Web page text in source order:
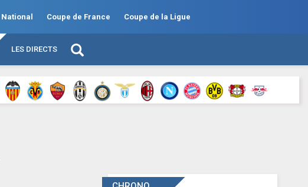
National Coupe de France Coupe de la Ligue
LES DIRECTS